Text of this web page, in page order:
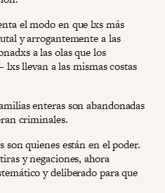
el modo en que lxs más
y arrogantemente a las
a las olas que los
llevan a las mismas costas
enteras son abandonadas
criminales.
quienes están en el poder.
y negaciones, ahora
y deliberado para que